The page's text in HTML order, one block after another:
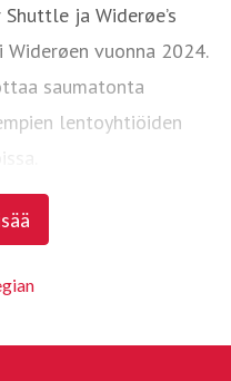
ja Widerøe’s
vuonna 2024.
saumatonta
lentoyhtiöiden
norjalainen lentoyhtiö,
ja tärkeimpien